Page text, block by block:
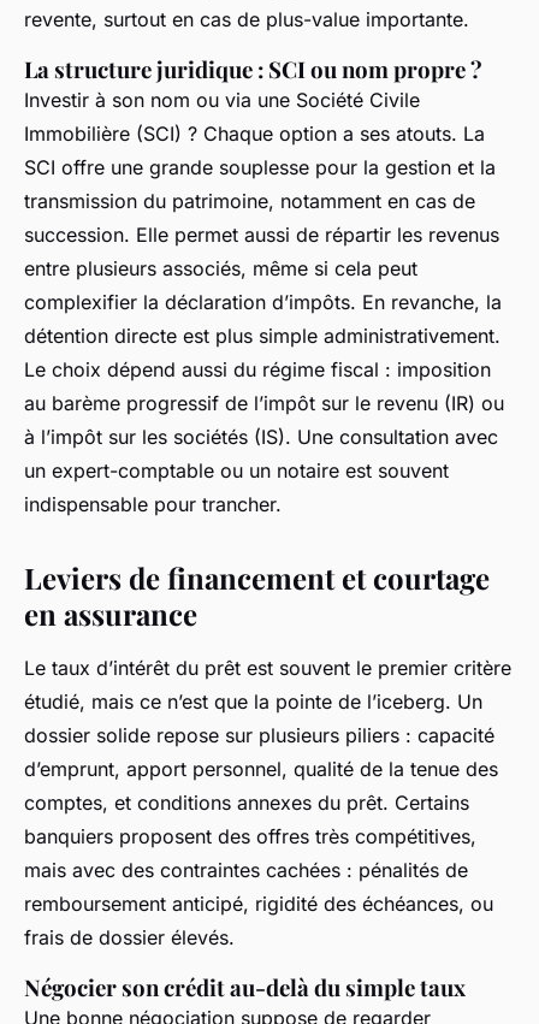
revente, surtout en cas de plus-value importante.
La structure juridique : SCI ou nom propre ?
Investir à son nom ou via une Société Civile
Immobilière (SCI) ? Chaque option a ses atouts. La
SCI offre une grande souplesse pour la gestion et la
transmission du patrimoine, notamment en cas de
succession. Elle permet aussi de répartir les revenus
entre plusieurs associés, même si cela peut
complexifier la déclaration d’impôts. En revanche, la
détention directe est plus simple administrativement.
Le choix dépend aussi du régime fiscal : imposition
au barème progressif de l’impôt sur le revenu (IR) ou
à l’impôt sur les sociétés (IS). Une consultation avec
un expert-comptable ou un notaire est souvent
indispensable pour trancher.
Leviers de financement et courtage
en assurance
Le taux d’intérêt du prêt est souvent le premier critère
étudié, mais ce n’est que la pointe de l’iceberg. Un
dossier solide repose sur plusieurs piliers : capacité
d’emprunt, apport personnel, qualité de la tenue des
comptes, et conditions annexes du prêt. Certains
banquiers proposent des offres très compétitives,
mais avec des contraintes cachées : pénalités de
remboursement anticipé, rigidité des échéances, ou
frais de dossier élevés.
Négocier son crédit au-delà du simple taux
Une bonne négociation suppose de regarder